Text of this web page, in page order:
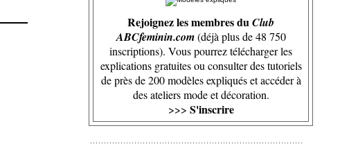
Rejoignez les membres duClub
ABCfeminin.com(déjà plus de 48 750
inscriptions). Vous pourrez télécharger les
explications gratuites ou consulter des tutoriels
de près de 200 modèles expliqués et accéder à
des ateliers mode et décoration.
>>> S'inscrire